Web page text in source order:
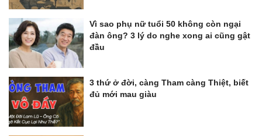
Vì sao phụ nữ tuổi 50 không còn ngại
đàn ông? 3 lý do nghe xong ai cũng gật
đầu
3 thứ ở đời, càng Tham càng Thiệt, biết
đủ mới mau giàu